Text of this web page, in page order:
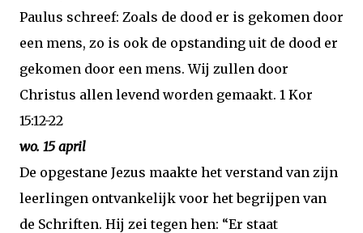
Paulus schreef: Zoals de dood er is gekomen door
een mens, zo is ook de opstanding uit de dood er
gekomen door een mens. Wij zullen door
Christus allen levend worden gemaakt. 1 Kor
15:12-22
wo. 15 april
De opgestane Jezus maakte het verstand van zijn
leerlingen ontvankelijk voor het begrijpen van
de Schriften. Hij zei tegen hen: “Er staat